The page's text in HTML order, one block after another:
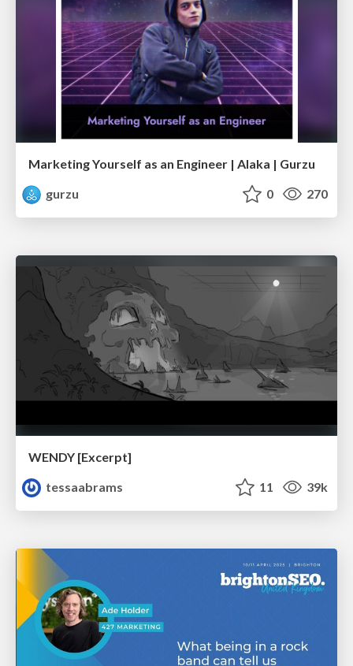
Marketing Yourself as an Engineer | Alaka | Gurzu
gurzu
0 270
WENDY [Excerpt]
tessaabrams
11 39k